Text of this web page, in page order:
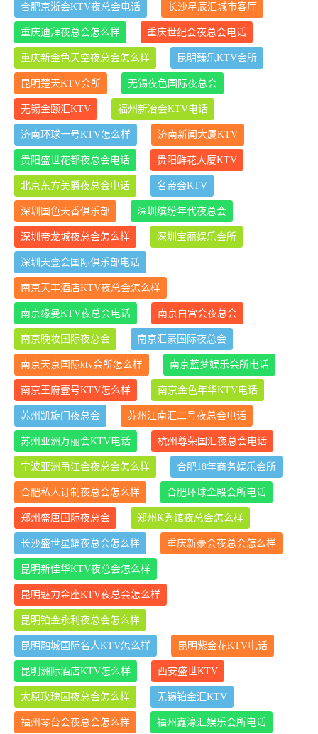
合肥京浙会KTV夜总会电话 长沙星辰汇城市客厅
重庆迪拜夜总会怎么样 重庆世纪会夜总会电话
重庆新金色天空夜总会怎么样 昆明臻乐KTV会所
昆明楚天KTV会所 无锡夜色国际夜总会
无锡金颐汇KTV 福州新冶会KTV电话
济南环球一号KTV怎么样 济南新闻大厦KTV
贵阳盛世花都夜总会电话 贵阳鲜花大厦KTV
北京东方美爵夜总会电话 名帝会KTV
深圳国色天香俱乐部 深圳缤纷年代夜总会
深圳帝龙城夜总会怎么样 深圳宝丽娱乐会所
深圳天壹会国际俱乐部电话
南京天丰酒店KTV夜总会怎么样
南京缘曼KTV夜总会电话 南京白宫会夜总会
南京晚妆国际夜总会 南京汇豪国际夜总会
南京天京国际ktv会所怎么样 南京蓝梦娱乐会所电话
南京王府壹号KTV怎么样 南京金色年华KTV电话
苏州凯旋门夜总会 苏州江南汇二号夜总会电话
苏州亚洲万丽会KTV电话 杭州尊荣国汇夜总会电话
宁波亚洲甬江会夜总会怎么样 合肥18年商务娱乐会所
合肥私人订制夜总会怎么样 合肥环球金殿会所电话
郑州盛唐国际夜总会 郑州K秀馆夜总会怎么样
长沙盛世星耀夜总会怎么样 重庆新豪会夜总会怎么样
昆明新佳华KTV夜总会怎么样
昆明魅力金座KTV夜总会怎么样
昆明铂金永利夜总会怎么样
昆明融城国际名人KTV怎么样 昆明紫金花KTV电话
昆明洲际酒店KTV怎么样 西安盛世KTV
太原玫瑰园夜总会怎么样 无锡铂金汇KTV
福州琴台会夜总会怎么样 福州鑫濠汇娱乐会所电话